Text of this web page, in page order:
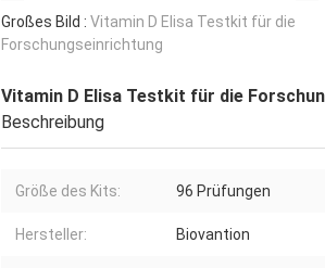
Großes Bild : Vitamin D Elisa Testkit für die
Forschungseinrichtung
Vitamin D Elisa Testkit für die
Beschreibung
Größe des Kits: 96 Prüfungen
Hersteller: Biovantion